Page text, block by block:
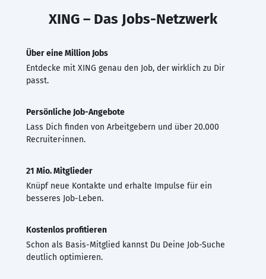
XING – Das Jobs-Netzwerk
Über eine Million Jobs
Entdecke mit XING genau den Job, der wirklich zu Dir
passt.
Persönliche Job-Angebote
Lass Dich finden von Arbeitgebern und über 20.000
Recruiter·innen.
21 Mio. Mitglieder
Knüpf neue Kontakte und erhalte Impulse für ein
besseres Job-Leben.
Kostenlos profitieren
Schon als Basis-Mitglied kannst Du Deine Job-Suche
deutlich optimieren.